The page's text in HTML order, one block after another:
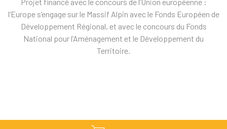
l’Europe s’engage sur le Massif Alpin avec le Fonds Européen de
Développement Régional, et avec le concours du Fonds
National pour l’Aménagement et le Développement du
Territoire.